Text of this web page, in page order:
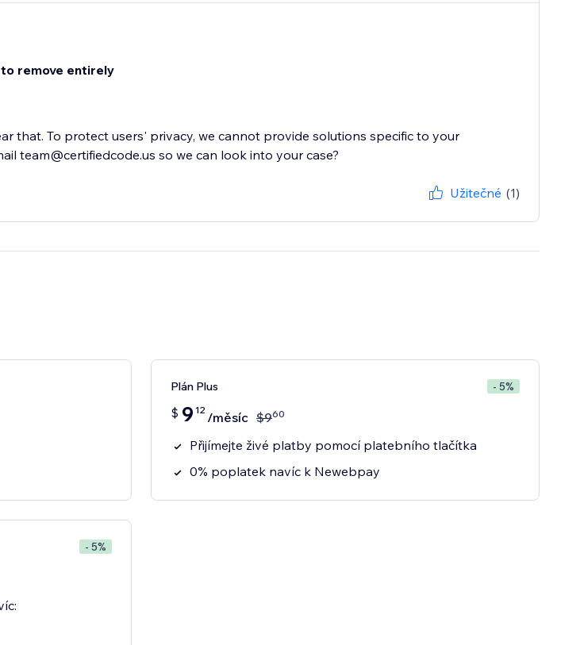
remove entirely
that. To protect users' privacy, we cannot provide solutions specific to your
team@certifiedcode.us so we can look into your case?
Užitečné (1)
Plán Plus - 5%
$ 9 12 /měsíc $960
Přijímejte živé platby pomocí platebního tlačítka
0% poplatek navíc k Newebpay
- 5%